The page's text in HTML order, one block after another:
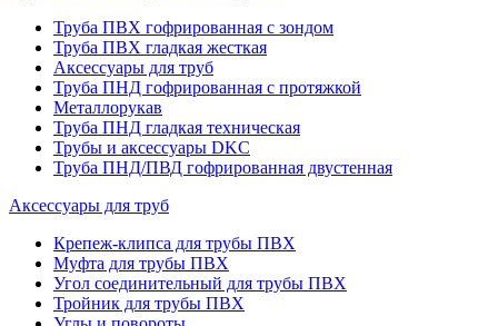
Труба ПВХ гофрированная с зондом
Труба ПВХ гладкая жесткая
Аксессуары для труб
Труба ПНД гофрированная с протяжкой
Металлорукав
Труба ПНД гладкая техническая
Трубы и аксессуары DKC
Труба ПНД/ПВД гофрированная двустенная
Аксессуары для труб
Крепеж-клипса для трубы ПВХ
Муфта для трубы ПВХ
Угол соединительный для трубы ПВХ
Тройник для трубы ПВХ